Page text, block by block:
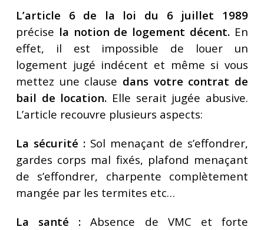
L’article 6 de la loi du 6 juillet 1989
précise la notion de logement décent. En
effet, il est impossible de louer un
logement jugé indécent et même si vous
mettez une clause dans votre contrat de
bail de location. Elle serait jugée abusive.
L’article recouvre plusieurs aspects:
La sécurité :Sol menaçant de s’effondrer,
gardes corps mal fixés, plafond menaçant
de s’effondrer, charpente complètement
mangée par les termites etc…
La santé : Absence de VMC et forte